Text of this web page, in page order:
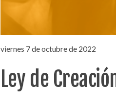
viernes 7 de octubre de 2022
Ley de